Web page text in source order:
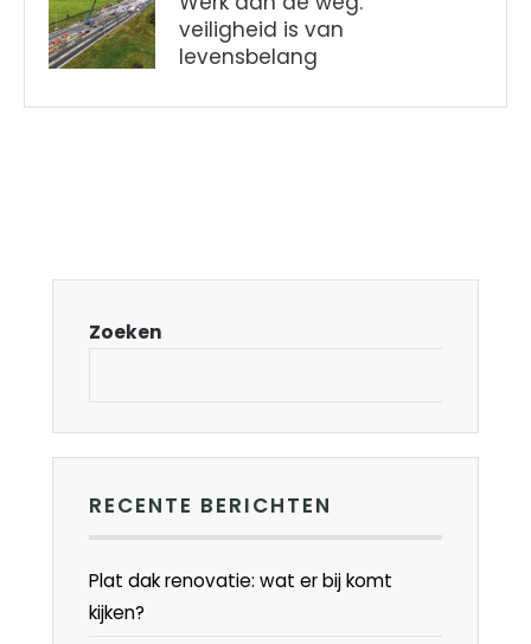
veiligheid is van
levensbelang
Zoeken
RECENTE BERICHTEN
Plat dak renovatie: wat er bij komt
kijken?